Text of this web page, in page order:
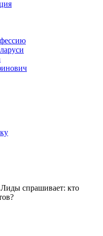
спрашивает: кто